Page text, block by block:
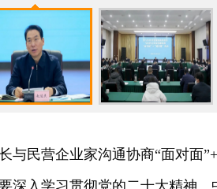
与民营企业家沟通协商“面对面
深入学习贯彻党的二十大精神